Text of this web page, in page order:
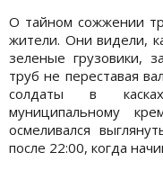
О тайном сожжении
жители. Они видели,
зеленые грузовики,
труб не переставая
солдаты в
муниципальному
осмеливался
после 22:00, когда